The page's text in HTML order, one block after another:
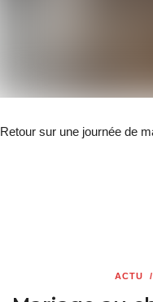
Retour sur une journée de
ACTU